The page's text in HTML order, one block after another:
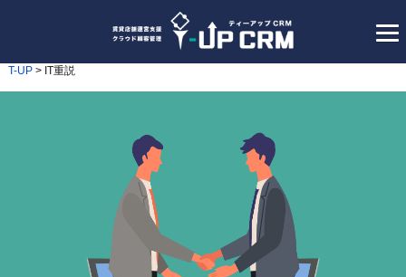
T-UP> IT重説